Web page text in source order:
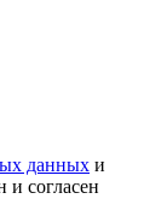
данных и
и согласен